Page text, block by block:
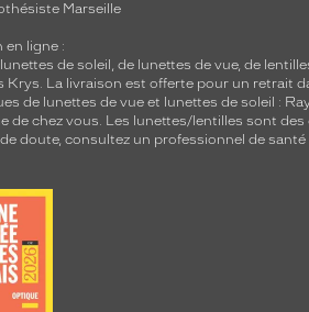
Marseille
en ligne :
de soleil, de lunettes de vue, de
La livraison est offerte pour un retrait
de lunettes de vue et lunettes de soleil :
de chez vous. Les lunettes/lentilles sont
doute, consultez un professionnel de santé